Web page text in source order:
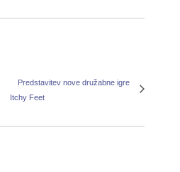
Predstavitev nove družabne igre
Itchy Feet